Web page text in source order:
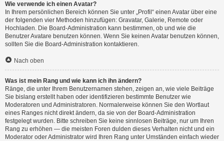
Wie verwende ich einen Avatar?
In Ihrem persönlichen Bereich können Sie unter „Profil“ einen Avatar über eine
der folgenden vier Methoden hinzufügen: Gravatar, Galerie, Remote oder
Hochladen. Die Board-Administration kann bestimmen, ob und wie die
Benutzer Avatare benutzen können. Wenn Sie keinen Avatar benutzen können,
sollten Sie die Board-Administration kontaktieren.
Nach oben
Was ist mein Rang und wie kann ich ihn ändern?
Ränge, die unter Ihrem Benutzernamen stehen, zeigen an, wie viele Beiträge
Sie bislang erstellt haben oder identifizieren bestimmte Benutzer wie
Moderatoren und Administratoren. Normalerweise können Sie den Wortlaut
eines Ranges nicht direkt ändern, da sie von der Board-Administration
festgelegt wurden. Bitte schreiben Sie keine sinnlosen Beiträge, nur um Ihren
Rang zu erhöhen — die meisten Foren dulden dieses Verhalten nicht und ein
Moderator oder Administrator wird Ihren Rang unter Umständen einfach wieder